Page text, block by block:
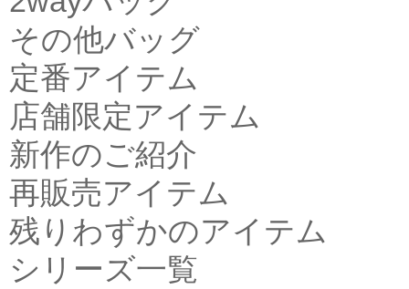
その他バッグ
定番アイテム
店舗限定アイテム
新作のご紹介
再販売アイテム
残りわずかのアイテム
シリーズ一覧